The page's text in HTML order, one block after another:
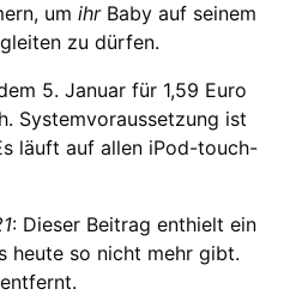
um ihrBaby auf seinem
zu dürfen.
5. Januar für 1,59 Euro
Systemvoraussetzung ist
läuft auf allen iPod-touch-
: Dieser Beitrag enthielt ein
heute so nicht mehr gibt.